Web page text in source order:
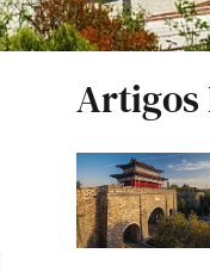
Artigos